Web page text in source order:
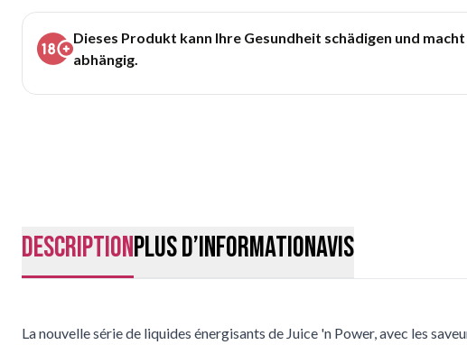
Dieses Produkt kann Ihre Gesundheit schädigen und
abhängig.
DescriptionPlus d’informationAvis
La nouvelle série de liquides énergisants de Juice 'n Power, avec les